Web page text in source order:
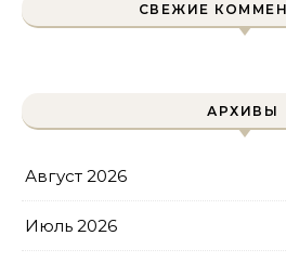
СВЕЖИЕ
АРХИВЫ
Август 2026
Июль 2026